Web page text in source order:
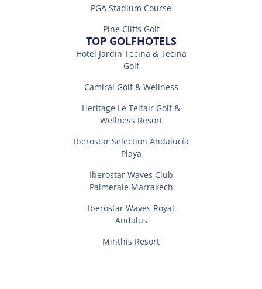
PGA Stadium Course
Pine Cliffs Golf
TOP GOLFHOTELS
Hotel Jardin Tecina & Tecina
Golf
Camiral Golf & Wellness
Heritage Le Telfair Golf &
Wellness Resort
Iberostar Selection Andalucí­a
Playa
Iberostar Waves Club
Palmeraie Marrakech
Iberostar Waves Royal
Andalus
Minthis Resort